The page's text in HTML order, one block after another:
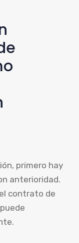
primero hay
anterioridad.
contrato de